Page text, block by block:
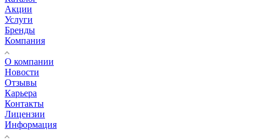
Акции
Услуги
Бренды
Компания
О компании
Новости
Отзывы
Карьера
Контакты
Лицензии
Информация